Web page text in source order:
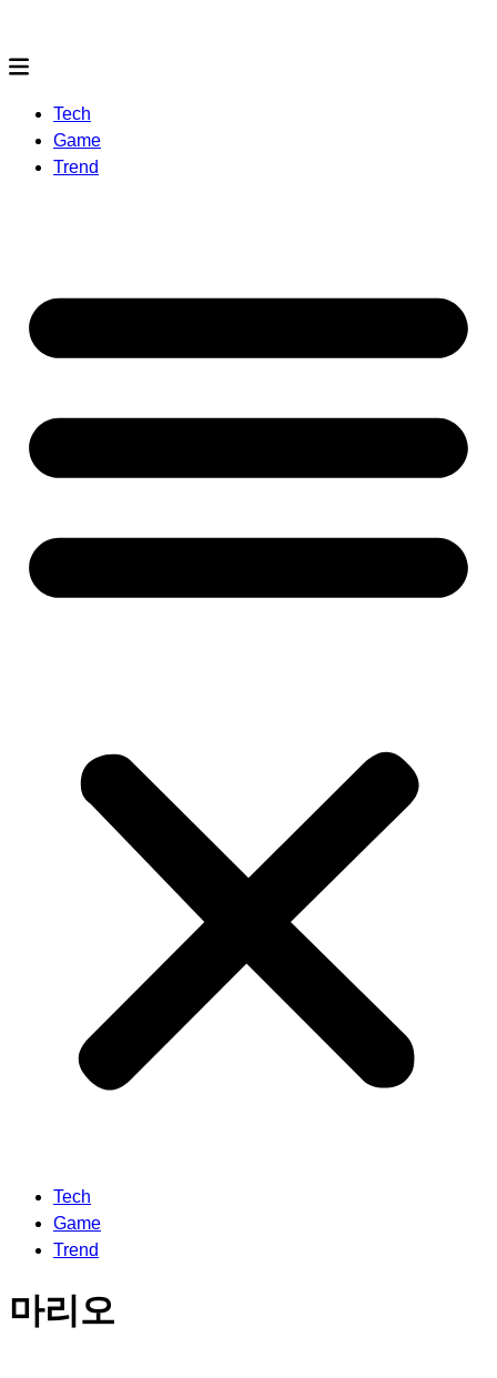
Tech
Game
Trend
Tech
Game
Trend
마리오